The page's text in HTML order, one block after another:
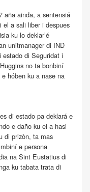
aña ainda, a sentensiá
el a sali liber i despues
ku lo deklar’é
unitmanager di IND
estado di Seguridat i
no ta bonbiní
hóben ku a nase na
di estado pa deklará e
e daño ku el a hasi
di prizòn, ta mas
e persona
na Sint Eustatius di
ku tabata trata di